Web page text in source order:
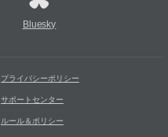
Bluesky
プライバシーポリシー
サポートセンター
ルール＆ポリシー